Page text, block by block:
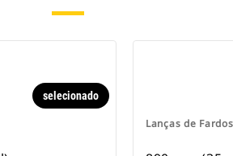
selecionado
Lanças de Fardos